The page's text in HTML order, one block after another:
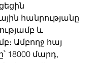
հանրությանը
և
Ամբողջ հայ
18000 մարդ,